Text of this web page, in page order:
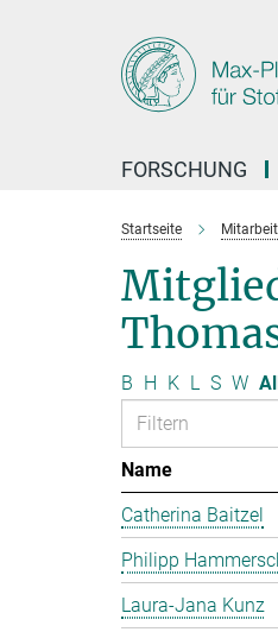
FORSCHUNG
Startseite
B H K L S W
Name
Catherina Baitzel
Philipp
Laura-Jana Kunz